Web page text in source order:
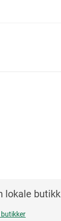
lokale butikk
butikker